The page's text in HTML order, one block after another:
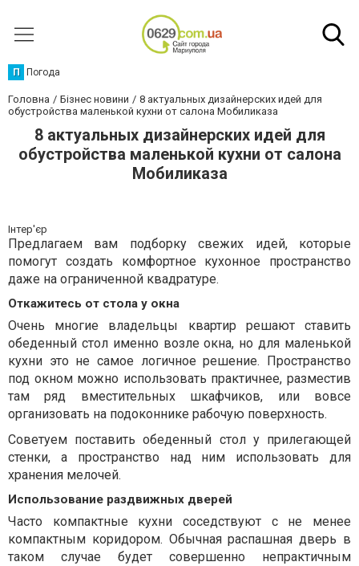
П Погода
Головна Бізнес новини
8 актуальных дизайнерских идей для
обустройства маленькой кухни от салона Мобиликаза
8 актуальных дизайнерских идей для
обустройства маленькой кухни от салона
Мобиликаза
Інтер'єр
Предлагаем вам подборку свежих идей, которые
помогут создать комфортное кухонное пространство
даже на ограниченной квадратуре.
Откажитесь от стола у окна
Очень многие владельцы квартир решают ставить
обеденный стол именно возле окна, но для маленькой
кухни это не самое логичное решение. Пространство
под окном можно использовать практичнее, разместив
там ряд вместительных шкафчиков, или вовсе
организовать на подоконнике рабочую поверхность.
Советуем поставить обеденный стол у прилегающей
стенки, а пространство над ним использовать для
хранения мелочей.
Использование раздвижных дверей
Часто компактные кухни соседствуют с не менее
компактным коридором. Обычная распашная дверь в
таком случае будет совершенно непрактичным